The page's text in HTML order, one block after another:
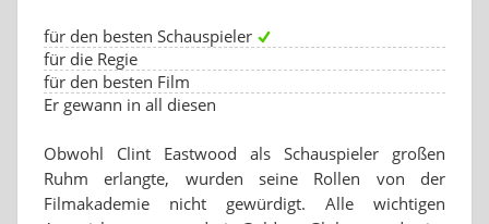
für den besten Schauspieler
für die Regie
für den besten Film
Er gewann in all diesen
Obwohl Clint Eastwood als Schauspieler großen
Ruhm erlangte, wurden seine Rollen von der
Filmakademie nicht gewürdigt. Alle wichtigen